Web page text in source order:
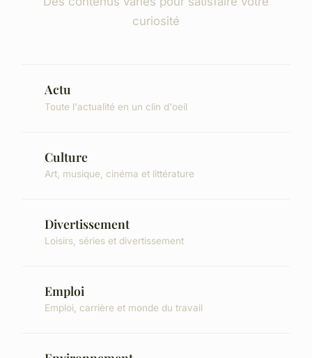
curiosité
Actu
Toute l'actualité en un clin d'oeil
Culture
Art, musique, cinéma et littérature
Divertissement
Loisirs, séries et divertissement
Emploi
Emploi, carrière et monde du travail